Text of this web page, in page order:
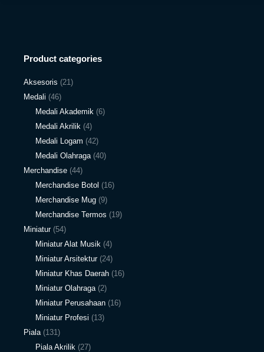
Product categories
Aksesoris (21)
Medali (46)
Medali Akademik (6)
Medali Akrilik (4)
Medali Logam (42)
Medali Olahraga (40)
Merchandise (44)
Merchandise Botol (16)
Merchandise Mug (9)
Merchandise Termos (19)
Miniatur (54)
Miniatur Alat Musik (4)
Miniatur Arsitektur (24)
Miniatur Khas Daerah (16)
Miniatur Olahraga (2)
Miniatur Perusahaan (16)
Miniatur Profesi (13)
Piala (131)
Piala Akrilik (27)